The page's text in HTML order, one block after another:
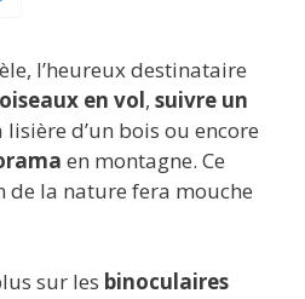
l’heureux destinataire
en vol, suivre un
lisière d’un bois ou encore
en montagne. Ce
de la nature fera mouche
sur les binoculaires